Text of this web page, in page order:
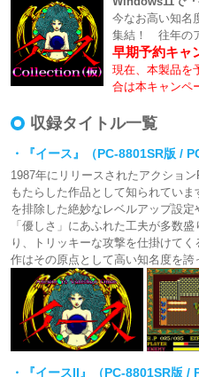
今なお高い知名
集結！ 往年の
早期予約キャ
現在、本製品を
合は本キャンペ
収録タイトル一覧
・『イース』（PC-8801SR版 /
1987年にリリースされたアクショ
もたらした作品として知られてい
を排除した絶妙なレベルアップ設
「優しさ」にあふれた工夫が多数
り、トリッキーな攻撃を仕掛けて
作はその原点として高い知名度を誇
・『イースII』（PC-8801SR版